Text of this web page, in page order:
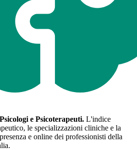
e Psicoterapeuti. L'indice
le specializzazioni cliniche e la
e online dei professionisti della